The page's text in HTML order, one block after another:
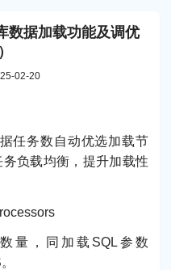
数据加载功能及调优
02-20
任务数自动优选加载节
负载均衡，提升加载性
量，同加载SQL参数